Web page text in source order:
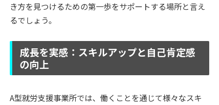
き方を見つけるための第一歩をサポートする場所と言え
るでしょう。
成長を実感：スキルアップと自己肯定感
の向上
A型就労支援事業所では、働くことを通じて様々なスキ